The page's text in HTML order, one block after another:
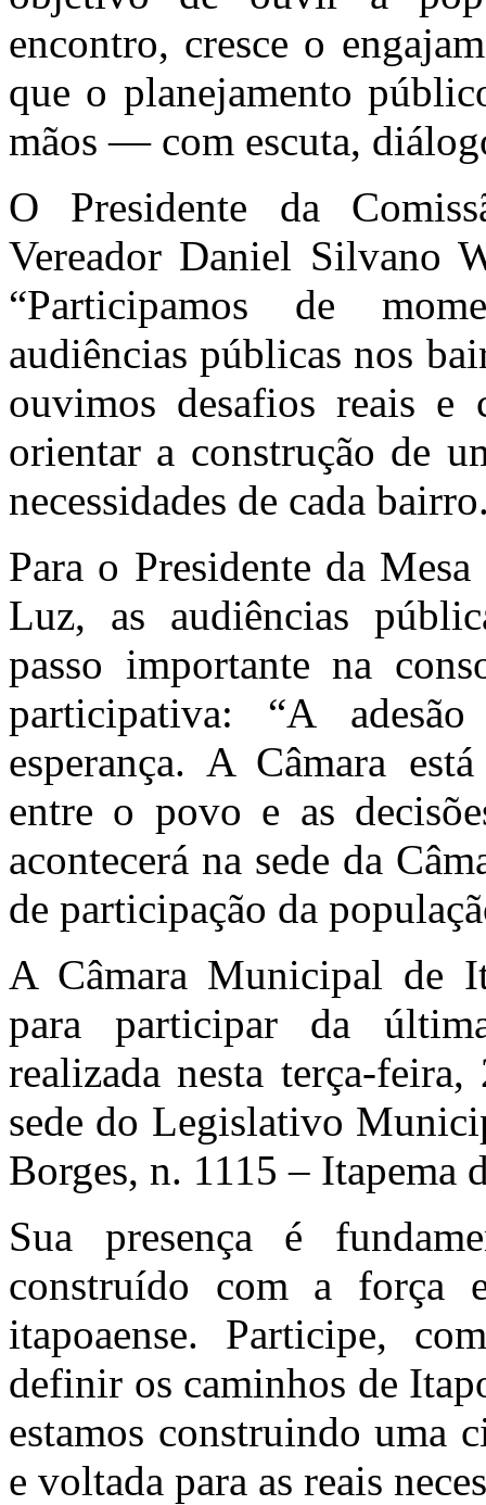
encontro, cresce o
que o planejamento
mãos — com escuta,
O Presidente da
Vereador Daniel Silvano
“Participamos de
audiências públicas nos
ouvimos desafios reais e
orientar a construção de
necessidades de cada
Para o Presidente da
Luz, as audiências
passo importante na
participativa: “A
esperança. A Câmara
entre o povo e as
acontecerá na sede da
de participação da
A Câmara Municipal de
para participar da
realizada nesta terça-
sede do Legislativo
Borges, n. 1115 – Itapema
Sua presença é
construído com a força
itapoaense. Participe,
definir os caminhos de
estamos construindo uma
e voltada para as reais